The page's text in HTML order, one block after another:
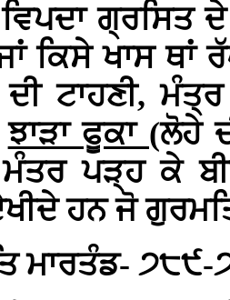
ਗ੍ਰਸਿਤ
ਕਿਸੇ ਖਾਸ ਥਾਂ
ਟਾਹਣੀ,
ਝਾੜਾ ਫੂਕਾ (ਲੋਹੇ
ਪੜ੍ਹ ਕੇ
ਹਨ ਜੋ
ਮਾਰਤੰਡ- ੭੮੯-